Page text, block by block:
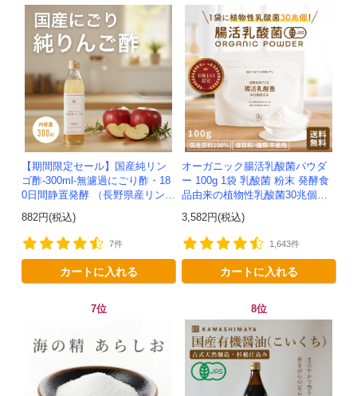
【期間限定セール】国産純リン
ゴ酢-300ml-無濾過にごり酢・18
0日間静置発酵 （長野県産リンゴ
100%）-かわしま屋-
882円(税込)
7件
カートに入れる
オーガニック腸活乳酸菌パウダ
ー 100g 1袋 乳酸菌 粉末 発酵食
品由来の植物性乳酸菌30兆個入
り！有機JAS認定 -かわしま屋-
【送料無料】 *メ...
3,582円(税込)
1,643件
カートに入れる
7位 8位